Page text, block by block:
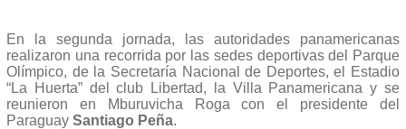
En la segunda jornada, las autoridades panamericanas
realizaron una recorrida por las sedes deportivas del Parque
Olímpico, de la Secretaría Nacional de Deportes, el Estadio
“La Huerta” del club Libertad, la Villa Panamericana y se
reunieron en Mburuvicha Roga con el presidente del
Paraguay Santiago Peña.